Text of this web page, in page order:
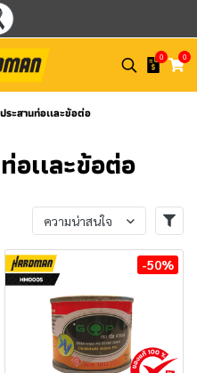
0 0
ระสานท่อเเละข้อต่อ
อเเละข้อต่อ
ความน่าสนใจ
-50%